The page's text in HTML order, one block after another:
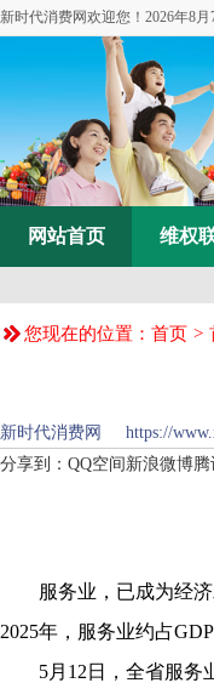
新时代消费网欢迎您！ 2026年8
网站首页 维权
您现在的位置： 首页 >
新时代消费网 https://
分享到： QQ空间 新浪微博
服务业，已成为经济
2025年，服务业约占
5月12日，全省服务业